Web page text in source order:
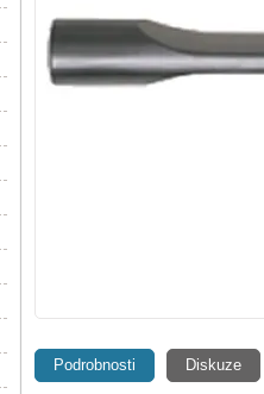
Podrobnosti Diskuze